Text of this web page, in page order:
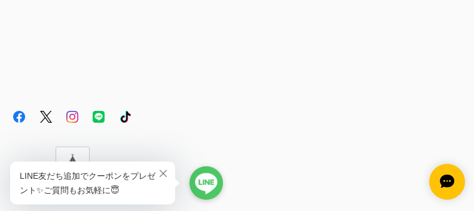
© EBiS GEM